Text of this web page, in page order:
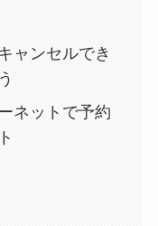
ャンセルでき
ネットで予約